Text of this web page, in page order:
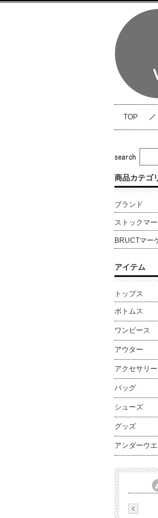
TOP
商品カテゴ
ブランド
ストックマー
BRUCTマー
アイテム
トップス
ボトムス
ワンピース
アウター
アクセサリー
バッグ
シューズ
グッズ
アンダーウ